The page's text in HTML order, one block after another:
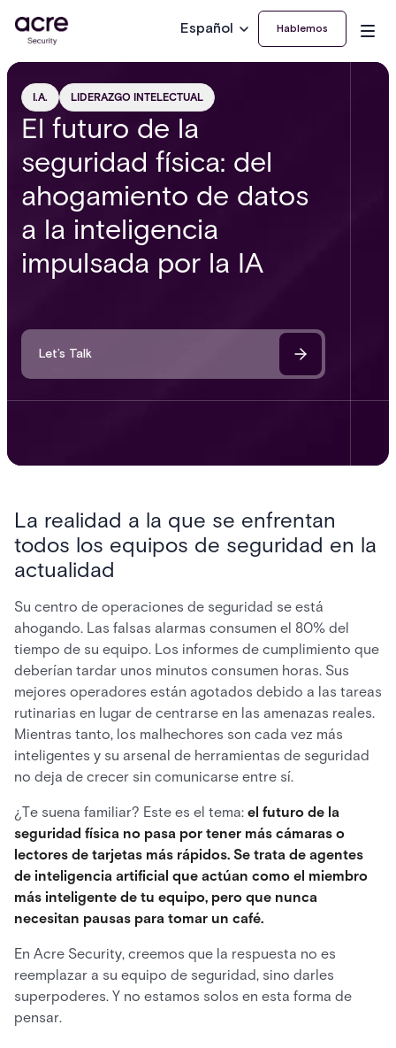
Español Hablemos
I.A. LIDERAZGO INTELECTUAL
El futuro de la
seguridad física: del
ahogamiento de datos
a la inteligencia
impulsada por la IA
Let’s Talk
La realidad a la que se enfrentan
todos los equipos de seguridad en la
actualidad
Su centro de operaciones de seguridad se está
ahogando. Las falsas alarmas consumen el 80% del
tiempo de su equipo. Los informes de cumplimiento que
deberían tardar unos minutos consumen horas. Sus
mejores operadores están agotados debido a las tareas
rutinarias en lugar de centrarse en las amenazas reales.
Mientras tanto, los malhechores son cada vez más
inteligentes y su arsenal de herramientas de seguridad
no deja de crecer sin comunicarse entre sí.
¿Te suena familiar? Este es el tema: el futuro de la
seguridad física no pasa por tener más cámaras o
lectores de tarjetas más rápidos. Se trata de agentes
de inteligencia artificial que actúan como el miembro
más inteligente de tu equipo, pero que nunca
necesitan pausas para tomar un café.
En Acre Security, creemos que la respuesta no es
reemplazar a su equipo de seguridad, sino darles
superpoderes. Y no estamos solos en esta forma de
pensar.